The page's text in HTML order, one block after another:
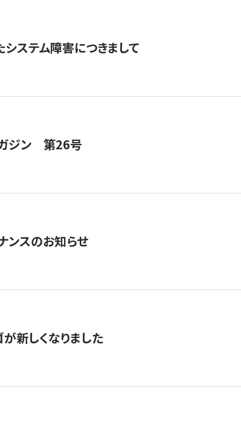
ステム障害につきまして
ジン 第26号
ンスのお知らせ
新しくなりました